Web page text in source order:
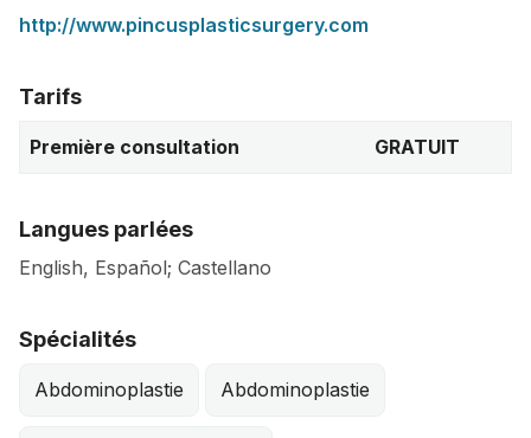
http://www.pincusplasticsurgery.com
Tarifs
Première consultation GRATUIT
Langues parlées
English, Español; Castellano
Spécialités
Abdominoplastie Abdominoplastie